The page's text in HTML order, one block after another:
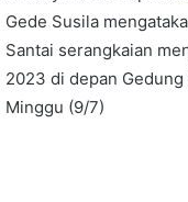
Gede Susila
Santai serangkaian
2023 di depan Gedung
Minggu (9/7)